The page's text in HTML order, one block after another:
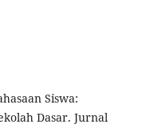
Siswa:
Dasar. Jurnal